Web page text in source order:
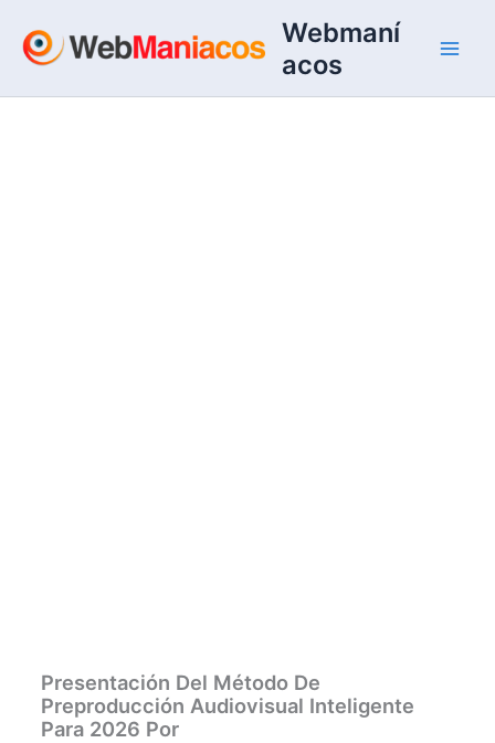
contenido
Webmaní
acos
Presentación Del Método De
Preproducción Audiovisual Inteligente
Para 2026 Por